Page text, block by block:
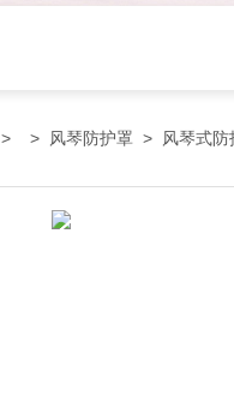
> > 风琴防护罩 > 风琴式防